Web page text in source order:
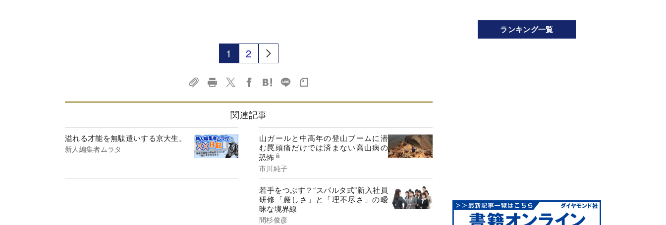
1 2
関連記事
溢れる才能を無駄遣いする京大生。
新人編集者ムラタ
山ガールと中高年の登山ブームに潜
む罠頭痛だけでは済まない高山病の
恐怖
市川純子
若手をつぶす？“スパルタ式”新入社員
研修「厳しさ」と「理不尽さ」の曖
昧な境界線
間杉俊彦
ランキング一覧